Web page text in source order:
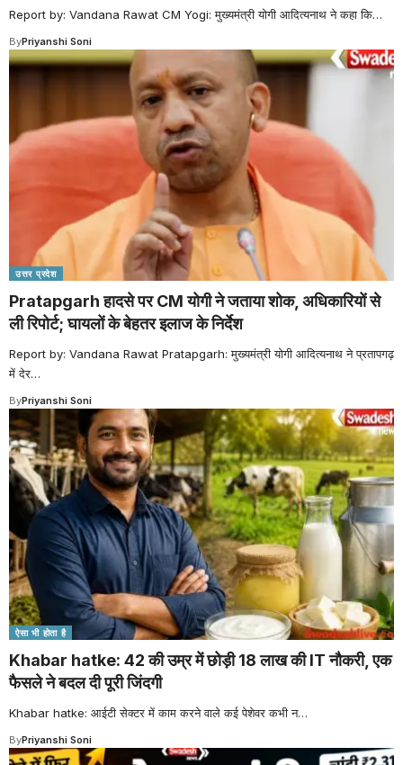
Report by: Vandana Rawat CM Yogi: मुख्यमंत्री योगी आदित्यनाथ ने कहा कि…
ByPriyanshi Soni
उत्तर प्रदेश
Pratapgarh हादसे पर CM योगी ने जताया शोक, अधिकारियों से
ली रिपोर्ट; घायलों के बेहतर इलाज के निर्देश
Report by: Vandana Rawat Pratapgarh: मुख्यमंत्री योगी आदित्यनाथ ने प्रतापगढ़
में देर…
ByPriyanshi Soni
ऐसा भी होता है
Khabar hatke: 42 की उम्र में छोड़ी 18 लाख की IT नौकरी, एक
फैसले ने बदल दी पूरी जिंदगी
Khabar hatke: आईटी सेक्टर में काम करने वाले कई पेशेवर कभी न…
ByPriyanshi Soni